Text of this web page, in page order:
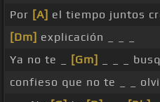
Por [A] el tiempo juntos
[Dm] explicación _ _ _
Ya no te _
[Gm] _ _ _
confieso que no te _ _